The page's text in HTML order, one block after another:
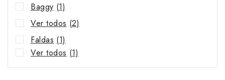
Baggy (1)
Ver todos (2)
Faldas (1)
Ver todos (1)